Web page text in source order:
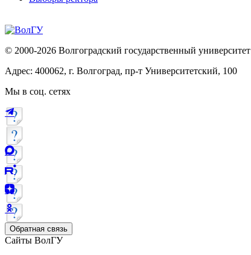
© 2000-2026 Волгоградский государственный университет
Адрес: 400062, г. Волгоград, пр-т Университетский, 100
Мы в соц. сетях
Обратная связь
Сайты ВолГУ